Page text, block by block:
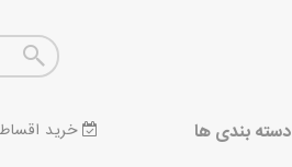
دسته بندی ها خرید